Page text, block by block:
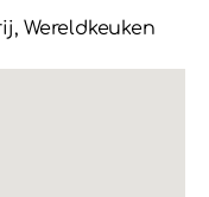
Wereldkeuken